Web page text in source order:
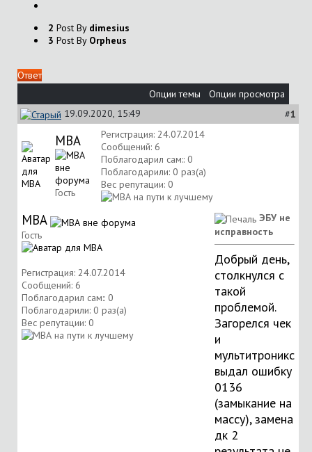
2 Post By dimesius
3 Post By Orpheus
Ответ
Опции темы
Опции просмотра
19.09.2020, 15:49
#1
МВА
Гость
Регистрация: 24.07.2014
Сообщений: 6
Поблагодарил сам:: 0
Поблагодарили: 0 раз(а)
Вес репутации: 0
МВА
Гость
Регистрация: 24.07.2014
Сообщений: 6
Поблагодарил сам:: 0
Поблагодарили: 0 раз(а)
Вес репутации: 0
ЭБУ не
исправность
Добрый день,
столкнулся с
такой
проблемой.
Загорелся чек
и
мультитроникс
выдал ошибку
0136
(замыкание на
массу), замена
дк 2